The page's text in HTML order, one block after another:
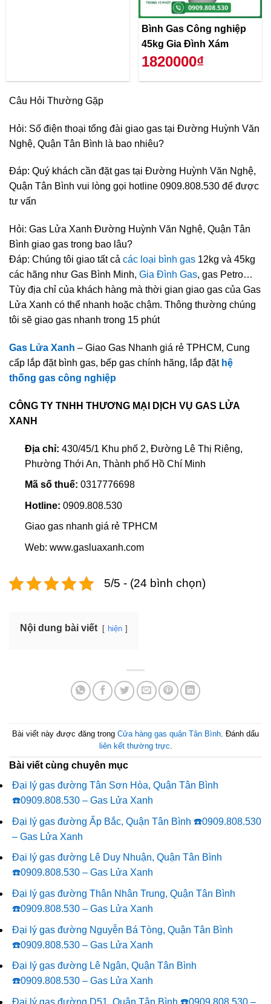
Bình Gas Công nghiệp
45kg Gia Đình Xám
1820000₫
Câu Hỏi Thường Gặp
Hỏi: Số điện thoại tổng đài giao gas tại Đường Huỳnh Văn
Nghệ, Quận Tân Bình là bao nhiêu?
Đáp: Quý khách cần đặt gas tại Đường Huỳnh Văn Nghệ,
Quận Tân Bình vui lòng gọi hotline 0909.808.530 để được
tư vấn
Hỏi: Gas Lửa Xanh Đường Huỳnh Văn Nghệ, Quận Tân
Bình giao gas trong bao lâu?
Đáp: Chúng tôi giao tất cả các loại bình gas 12kg và 45kg
các hãng như Gas Bình Minh, Gia Đình Gas, gas Petro…
Tùy địa chỉ của khách hàng mà thời gian giao gas của Gas
Lửa Xanh có thể nhanh hoặc chậm. Thông thường chúng
tôi sẽ giao gas nhanh trong 15 phút
Gas Lửa Xanh – Giao Gas Nhanh giá rẻ TPHCM, Cung
cấp lắp đặt bình gas, bếp gas chính hãng, lắp đặt hệ
thống gas công nghiệp
CÔNG TY TNHH THƯƠNG MẠI DỊCH VỤ GAS LỬA
XANH
Địa chỉ: 430/45/1 Khu phố 2, Đường Lê Thị Riêng,
Phường Thới An, Thành phố Hồ Chí Minh
Mã số thuế: 0317776698
Hotline: 0909.808.530
Giao gas nhanh giá rẻ TPHCM
Web: www.gasluaxanh.com
5/5 - (24 bình chọn)
Nội dung bài viết hiện
Bài viết này được đăng trong Cửa hàng gas quận Tân Bình . Đánh dấu
liên kết thường trực
Bài viết cùng chuyên mục
Đại lý gas đường Tân Sơn Hòa, Quận Tân Bình
☎️0909.808.530 – Gas Lửa Xanh
Đại lý gas đường Ấp Bắc, Quận Tân Bình ☎️0909.808.530
– Gas Lửa Xanh
Đại lý gas đường Lê Duy Nhuận, Quận Tân Bình
☎️0909.808.530 – Gas Lửa Xanh
Đại lý gas đường Thân Nhân Trung, Quận Tân Bình
☎️0909.808.530 – Gas Lửa Xanh
Đại lý gas đường Nguyễn Bá Tòng, Quận Tân Bình
☎️0909.808.530 – Gas Lửa Xanh
Đại lý gas đường Lê Ngân, Quận Tân Bình
☎️0909.808.530 – Gas Lửa Xanh
Đại lý gas đường D51, Quận Tân Bình ☎️0909.808.530 –